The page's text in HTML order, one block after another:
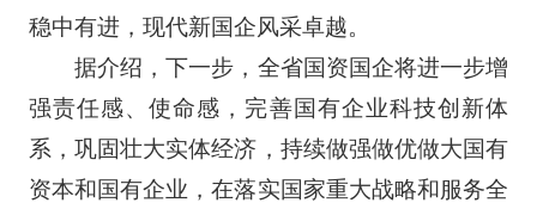
稳中有进，现代新国企风采卓越。
据介绍，下一步，全省国资国企将进一步增
强责任感、使命感，完善国有企业科技创新体
系，巩固壮大实体经济，持续做强做优做大国有
资本和国有企业，在落实国家重大战略和服务全